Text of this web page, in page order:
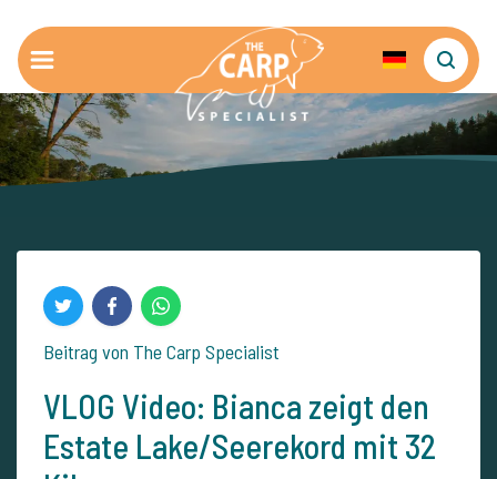
Beitrag von The Carp Specialist
VLOG Video: Bianca zeigt den
Estate Lake/Seerekord mit 32